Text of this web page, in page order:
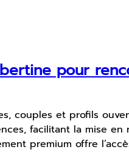
pour
couples et profils
facilitant la mise
premium offre